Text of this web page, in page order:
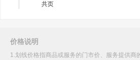
共页
价格说明
1.划线价格指商品或服务的门市价、服务提供